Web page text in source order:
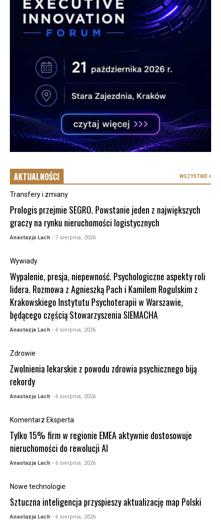
AKTUALNOŚCI WSZYSTKIE
Transfery i zmiany
Prologis przejmie SEGRO. Powstanie jeden z największych
graczy na rynku nieruchomości logistycznych
Anastazja Lach - 7 sierpnia, 2026
Wywiady
Wypalenie, presja, niepewność. Psychologiczne aspekty roli
lidera. Rozmowa z Agnieszką Pach i Kamilem Rogulskim z
Krakowskiego Instytutu Psychoterapii w Warszawie,
będącego częścią Stowarzyszenia SIEMACHA
Anastazja Lach - 6 sierpnia, 2026
Zdrowie
Zwolnienia lekarskie z powodu zdrowia psychicznego biją
rekordy
Anastazja Lach - 6 sierpnia, 2026
Komentarz Eksperta
Tylko 15% firm w regionie EMEA aktywnie dostosowuje
nieruchomości do rewolucji AI
Anastazja Lach - 6 sierpnia, 2026
Nowe technologie
Sztuczna inteligencja przyspieszy aktualizację map Polski
Anastazja Lach - 6 sierpnia, 2026